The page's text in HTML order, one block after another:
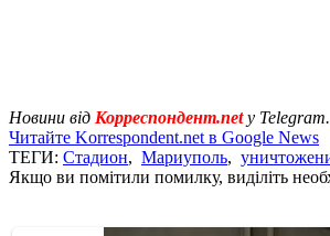
Новини від Корреспондент.netу
Читайте Korrespondent.net в Google News
ТЕГИ: Стадион, Мариуполь,
Якщо ви помітили помилку, виділіть